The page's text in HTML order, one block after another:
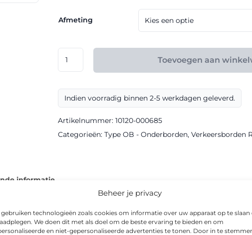
Beheer je privacy
gebruiken technologieën zoals cookies om informatie over uw apparaat op te slaan
We doen dit met als doel om de beste ervaring te bieden en om
en niet-gepersonaliseerde advertenties te tonen. Door in te
€ 49,60
tot
€ 104,00
Afmeting
model
klasse
Sign
aantal
Toevoegen aan
Indien voorradig binnen 2-5 werkdagen geleverd.
Artikelnummer: 10120-000685
Categorieën: Type OB - Onderborden, Verkeersborden
informatie